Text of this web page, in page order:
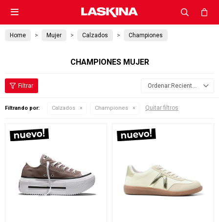

Home Mujer Calzados Championes
CHAMPIONES MUJER
Recientes
Filtrando por: Calzados Championes Quitar filtros